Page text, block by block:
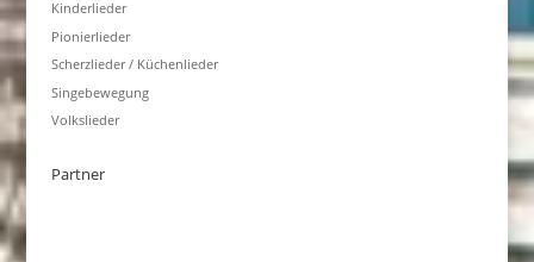
Kinderlieder
Pionierlieder
Scherzlieder / Küchenlieder
Singebewegung
Volkslieder
Partner